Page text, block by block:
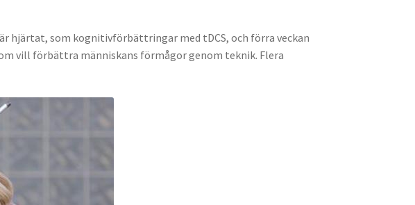
hjärtat, som kognitivförbättringar med tDCS, och förra veckan
vill förbättra människans förmågor genom teknik. Flera